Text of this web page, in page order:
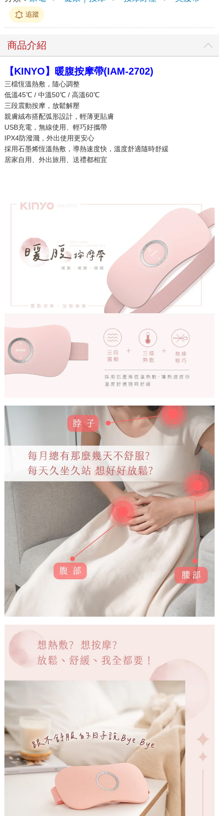
追蹤
商品介紹
【KINYO】暖腹按摩帶(IAM-2702)
三檔恆溫熱敷，隨心調整
低溫45℃ / 中溫50℃ / 高溫60℃
三段震動按摩，放鬆解壓
親膚絨布搭配弧形設計，輕薄更貼膚
USB充電，無線使用、輕巧好攜帶
IPX4防潑濺，外出使用更安心
採用石墨烯恆溫熱敷，導熱速度快，溫度舒適隨時舒緩
居家自用、外出旅用、送禮都相宜